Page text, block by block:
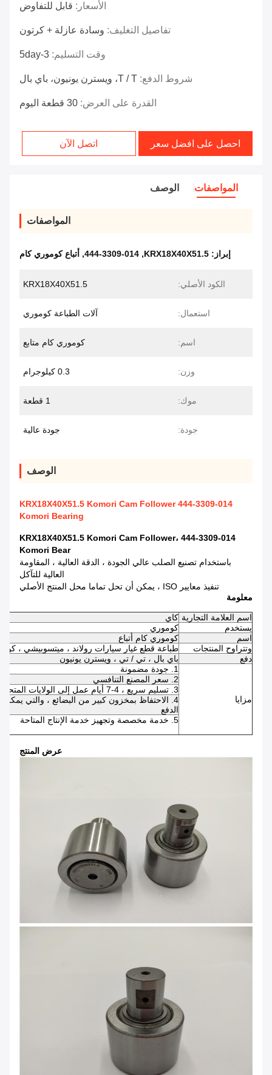
الأسعار: قابل للتفاوض
تفاصيل التغليف: وسادة عازلة + كرتون
وقت التسليم: 3-5day
شروط الدفع: T / T، ويسترن يونيون، باي بال
القدرة على العرض: 30 قطعة اليوم
احصل على افضل سعر اتصل الآن
المواصفات الوصف
المواصفات
إبراز: KRX18X40X51.5
,
444-3309-014
, أتباع كوموري كام
الكود الأصلي: KRX18X40X51.5
استعمال: آلات الطباعة كوموري
اسم: كوموري كام متابع
وزن: 0.3 كيلوجرام
موك: 1 قطعة
جودة: جودة عالية
الوصف
KRX18X40X51.5 Komori Cam Follower 444-3309-014
Komori Bearing
KRX18X40X51.5 Komori Cam Follower، 444-3309-014
Komori Bear
باستخدام تصنيع الصلب عالي الجودة ، الدقة العالية ، المقاومة
العالية للتآكل
تنفيذ معايير ISO ، يمكن أن تحل تماما محل المنتج الأصلي
معلومة
اسم العلامة التجارية كاي
يستخدم
كوموري
اسم
كوموري كام أتباع
وتتراوح المنتجات
طباعة قطع غيار سيارات رولاند ، ميتسوبيشي ،
دفع
باي بال ، تي / تي ، ويسترن يونيون
مزايا
1. جودة مضمونة
2. سعر المصنع التنافسي
3. تسليم سريع ، 4-7 أيام عمل إلى الولايات المتحدة / المملكة المتحدة / الاتحاد الأفريقي
الدفع
5. خدمة مخصصة وتجهيز خدمة الإنتاج المتاحة
عرض المنتج